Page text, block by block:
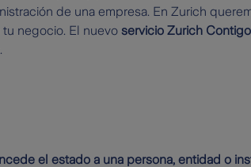
de una empresa. En Zurich
negocio. El nuevo servicio Zurich Contigo
el estado a una persona, entidad o